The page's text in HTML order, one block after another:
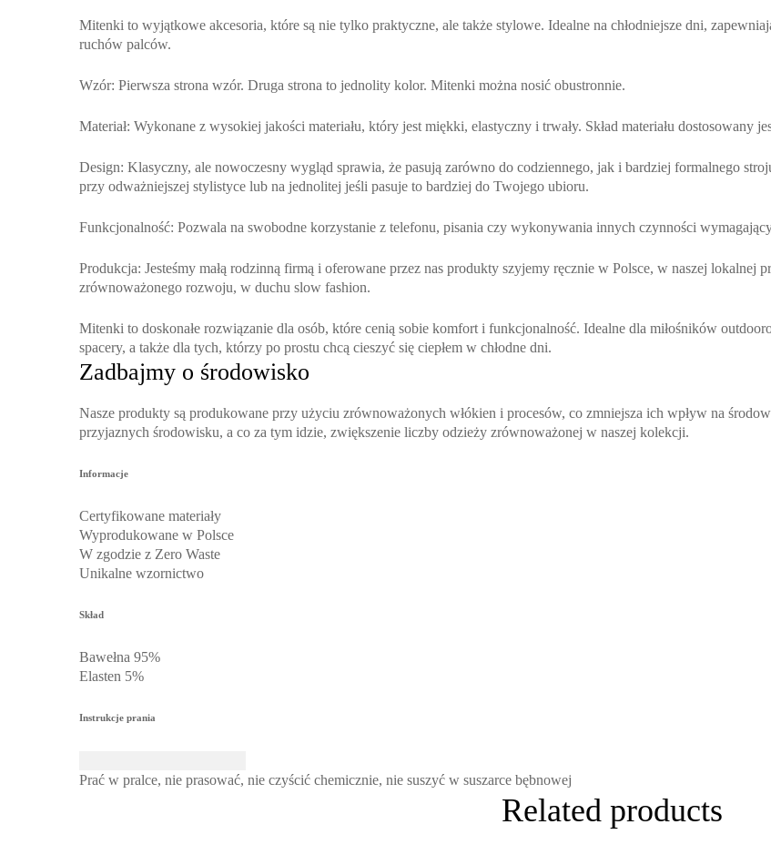
Mitenki to wyjątkowe akcesoria, które są nie tylko praktyczne, ale także stylowe. Idealne na chłodniejsze dni,
ruchów palców.
Wzór: Pierwsza strona wzór. Druga strona to jednolity kolor. Mitenki można nosić obustronnie.
Materiał: Wykonane z wysokiej jakości materiału, który jest miękki, elastyczny i trwały. Skład materiału dostosowany
Design: Klasyczny, ale nowoczesny wygląd sprawia, że pasują zarówno do codziennego, jak i bardziej formalnego
przy odważniejszej stylistyce lub na jednolitej jeśli pasuje to bardziej do Twojego ubioru.
Funkcjonalność: Pozwala na swobodne korzystanie z telefonu, pisania czy wykonywania innych czynności
Produkcja: Jesteśmy małą rodzinną firmą i oferowane przez nas produkty szyjemy ręcznie w Polsce, w naszej
zrównoważonego rozwoju, w duchu slow fashion.
Mitenki to doskonałe rozwiązanie dla osób, które cenią sobie komfort i funkcjonalność. Idealne dla miłośników
spacery, a także dla tych, którzy po prostu chcą cieszyć się ciepłem w chłodne dni.
Zadbajmy o środowisko
Nasze produkty są produkowane przy użyciu zrównoważonych włókien i procesów, co zmniejsza ich wpływ na
przyjaznych środowisku, a co za tym idzie, zwiększenie liczby odzieży zrównoważonej w naszej kolekcji.
Informacje
Certyfikowane materiały
Wyprodukowane w Polsce
W zgodzie z Zero Waste
Unikalne wzornictwo
Skład
Bawełna 95%
Elasten 5%
Instrukcje prania
Prać w pralce, nie prasować, nie czyścić chemicznie, nie suszyć w suszarce bębnowej
Related products